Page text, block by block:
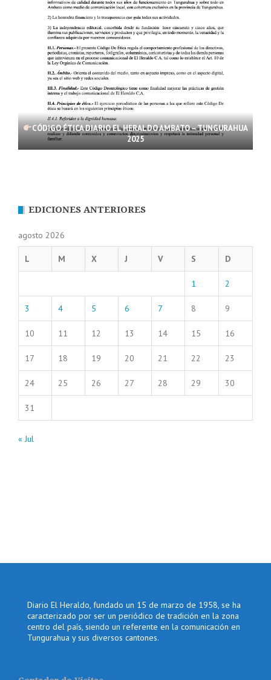
CÓDIGO ÉTICA DIARIO EL HERALDO AMBATO – TUNGURAHUA
2025
EDICIONES ANTERIORES
agosto 2026
L M X J V S D
1 2
3 4 5 6 7 8 9
10 11 12 13 14 15 16
17 18 19 20 21 22 23
24 25 26 27 28 29 30
31
« Jul
Diario El Heraldo, fundado un 15 de marzo de 1958, se ha
caracterizado por ser un periódico de tradición en la zona
centro del país, siendo un referente en la comunicación en
Tungurahua y sus diversos cantones.